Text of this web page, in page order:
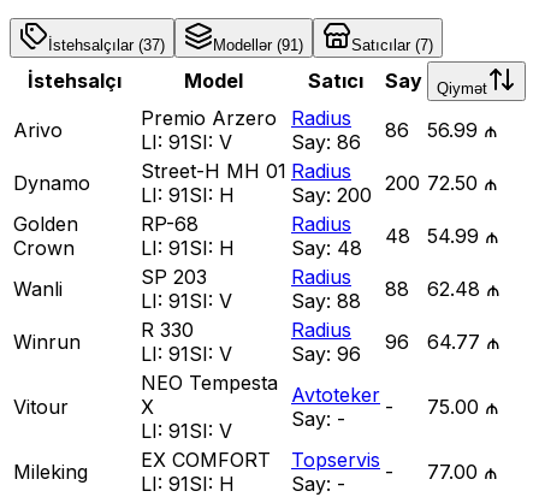
İstehsalçılar(37) Modellər(91) Satıcılar(7)
İstehsalçı Model Satıcı Say Qiymət
Arivo
Premio Arzero
LI: 91SI: V
Radius
Say: 86 86 56.99 ₼
Dynamo
Street-H MH 01
LI: 91SI: H
Radius
Say: 200 200 72.50 ₼
Golden
Crown
RP-68
LI: 91SI: H
Radius
Say: 48 48 54.99 ₼
Wanli
SP 203
LI: 91SI: V
Radius
Say: 88 88 62.48 ₼
Winrun
R 330
LI: 91SI: V
Radius
Say: 96 96 64.77 ₼
Vitour
NEO Tempesta
X
LI: 91SI: V
Avtoteker
Say: - - 75.00 ₼
Mileking
EX COMFORT
LI: 91SI: H
Topservis
Say: - - 77.00 ₼